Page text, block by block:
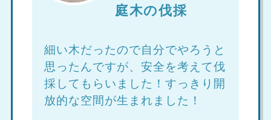
庭木の伐採
細い木だったので自分でやろうと
思ったんですが、安全を考えて伐
採してもらいました！すっきり開
放的な空間が生まれました！